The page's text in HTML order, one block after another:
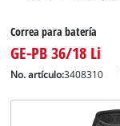
Correa para batería
GE-PB 36/18 Li
No. artículo:3408310